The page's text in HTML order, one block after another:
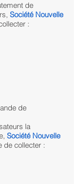
de
Société Nouvelle
:
de
la
Société Nouvelle
collecter :